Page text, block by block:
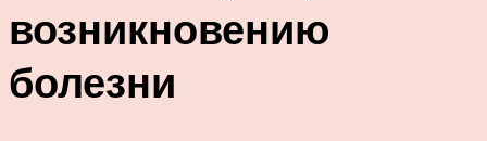
возникновению
болезни